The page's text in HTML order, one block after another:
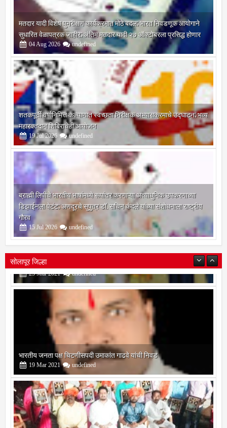
मतदार यादी विशेष पुनरीक्षण कार्यक्रमात मोठे बदल; भारत निवडणूक आयोगाने
सुधारित वेळापत्रक जाहीर; अंतिम मतदार यादी २७ ऑक्टोबरला प्रसिद्ध होणार
04 Aug 2026 undefined
शतकपूर्ती वर्षानिमित्त कल्याणात स्वच्छता निरीक्षक अभ्यासक्रमाचे उद्घाटन; भव्य
महारक्तदान शिबिराचेही आयोजन
19 Jul 2026 undefined
ब्राह्मी लिपीचे भारतीय भाषांमध्ये रूपांतर करणाऱ्या अत्याधुनिक उपकरणाच्या
डिझाईनला पेटंट; अणदूरचे सुपुत्र डॉ. सचिन कंदले यांच्या संशोधनाला राष्ट्रीय
गौरव
15 Jul 2026 undefined
सोलापूर जिल्हा
भारतीय जनता पक्ष चिटणीसपदी उमाकांत गाढवे यांची निवड
19 Mar 2021 undefined